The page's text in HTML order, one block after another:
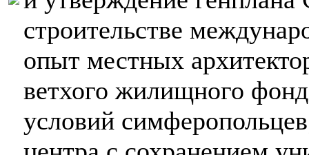
строительстве
опыт местных
ветхого жилищного
условий